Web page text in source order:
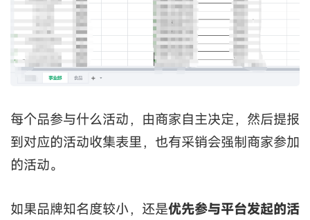
每个品参与什么活动，由商家自主决定，然后提报
到对应的活动收集表里，也有采销会强制商家参加
的活动。
如果品牌知名度较小，还是优先参与平台发起的活